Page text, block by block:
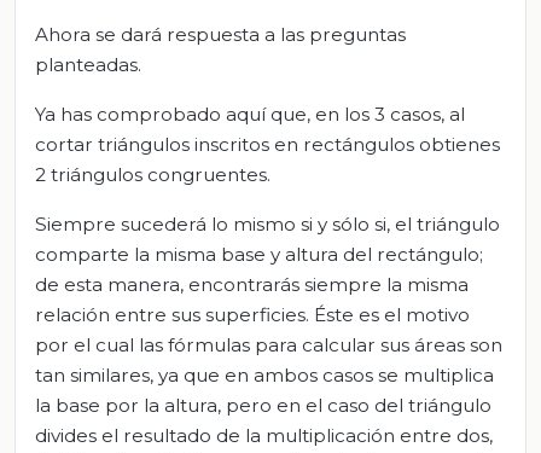
Ahora se dará respuesta a las preguntas
planteadas.
Ya has comprobado aquí que, en los 3 casos, al
cortar triángulos inscritos en rectángulos obtienes
2 triángulos congruentes.
Siempre sucederá lo mismo si y sólo si, el triángulo
comparte la misma base y altura del rectángulo;
de esta manera, encontrarás siempre la misma
relación entre sus superficies. Éste es el motivo
por el cual las fórmulas para calcular sus áreas son
tan similares, ya que en ambos casos se multiplica
la base por la altura, pero en el caso del triángulo
divides el resultado de la multiplicación entre dos,